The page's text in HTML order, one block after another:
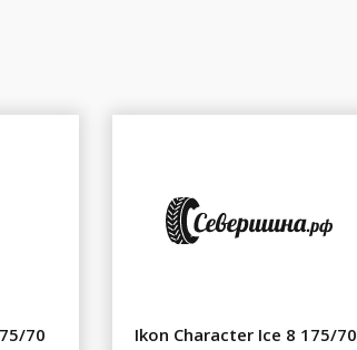
70
Ikon Character Ice 8 175/70